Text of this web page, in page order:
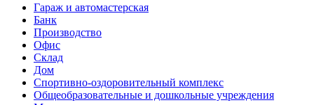
Гараж и автомастерская
Банк
Производство
Офис
Склад
Дом
Спортивно-оздоровительный комплекс
Общеобразовательные и дошкольные учреждения